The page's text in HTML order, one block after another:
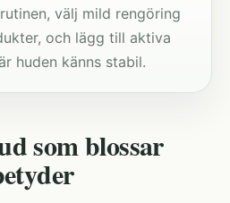
välj mild rengöring
och lägg till aktiva
huden känns stabil.
som blossar